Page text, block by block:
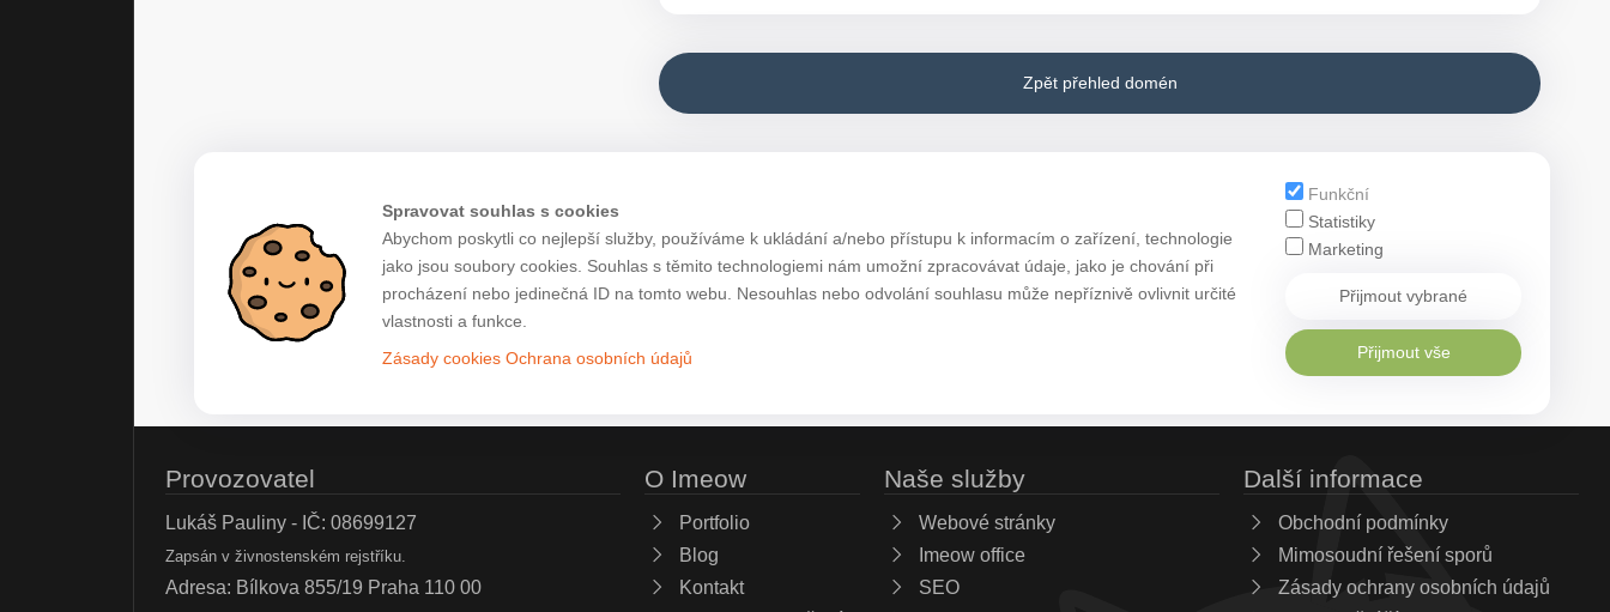
Zpět přehled domén
Spravovat souhlas s cookies
Abychom poskytli co nejlepší služby, používáme k ukládání a/nebo přístupu k informacím o zařízení, technologie
jako jsou soubory cookies. Souhlas s těmito technologiemi nám umožní zpracovávat údaje, jako je chování při
procházení nebo jedinečná ID na tomto webu. Nesouhlas nebo odvolání souhlasu může nepříznivě ovlivnit určité
vlastnosti a funkce.
Zásady cookies Ochrana osobních údajů
Funkční
Statistiky
Marketing
Přijmout vybrané
Přijmout vše
Provozovatel
Lukáš Pauliny - IČ: 08699127
Zapsán v živnostenském rejstříku.
Adresa: Bílkova 855/19 Praha 110 00
O Imeow
Portfolio
Blog
Kontakt
Naše služby
Webové stránky
Imeow office
SEO
Další informace
Obchodní podmínky
Mimosoudní řešení sporů
Zásady ochrany osobních údajů